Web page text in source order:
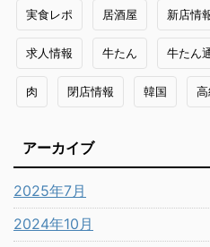
実食レポ 居酒屋 新店情
求人情報 牛たん 牛たん
肉 閉店情報 韓国
アーカイブ
2025年7月
2024年10月